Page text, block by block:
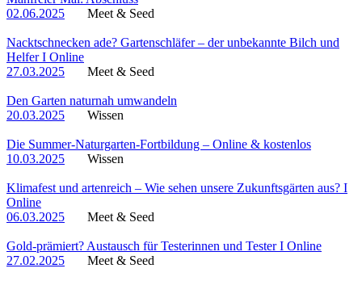
02.06.2025
Meet & Seed
Nacktschnecken ade? Gartenschläfer – der unbekannte Bilch und
Helfer I Online
27.03.2025
Meet & Seed
Den Garten naturnah umwandeln
20.03.2025
Wissen
Die Summer-Naturgarten-Fortbildung – Online & kostenlos
10.03.2025
Wissen
Klimafest und artenreich – Wie sehen unsere Zukunftsgärten aus? I
Online
06.03.2025
Meet & Seed
Gold-prämiert? Austausch für Testerinnen und Tester I Online
27.02.2025
Meet & Seed